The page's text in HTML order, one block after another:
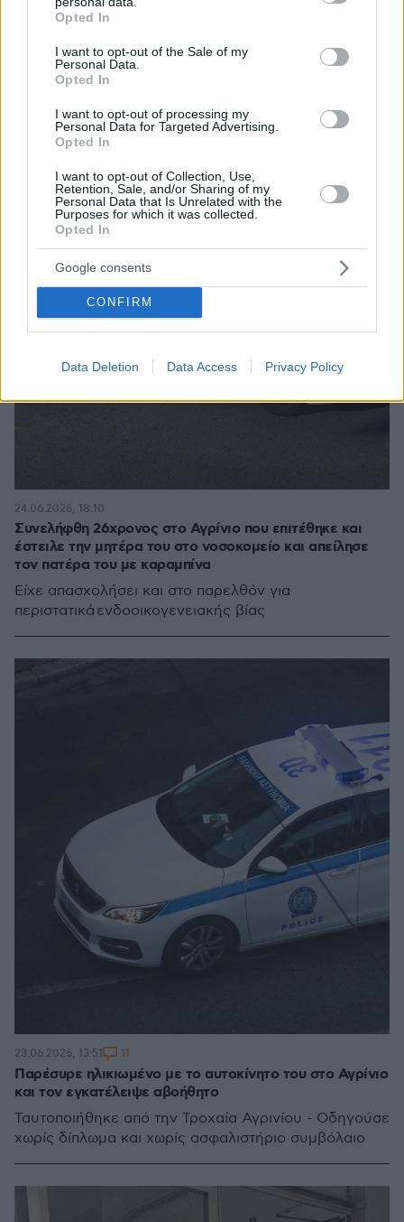
grant or deny consent to Google and its third-party tags to
use your data for below specified purposes in below Google
consent section.
Opted In
I want to opt-out of the Sale of my
Personal Data.
Opted In
I want to opt-out of processing my
Personal Data for Targeted Advertising.
Opted In
I want to opt-out of Collection, Use,
Retention, Sale, and/or Sharing of my
Personal Data that Is Unrelated with the
Purposes for which it was collected.
Opted In
Google consents
CONFIRM
Data Deletion Data Access Privacy Policy
βίντεο
Ο οδηγός αντιλήφθηκε έγκαιρα τη φωτιά και
ακινητοποίησε το όχημα στην άκρη του δρόμου
Συνελήφθη 26χρονος στο Αγρίνιο που επιτέθηκε και
έστειλε την μητέρα του στο νοσοκομείο και απείλησε
τον πατέρα του με καραμπίνα
Είχε απασχολήσει και στο παρελθόν για
περιστατικά ενδοοικογενειακής βίας
24.06.2026, 18:10
Παρέσυρε ηλικιωμένο με το αυτοκίνητο του στο Αγρίνιο
και τον εγκατέλειψε αβοήθητο
Ταυτοποιήθηκε από την Τροχαία Αγρινίου - Οδηγούσε
χωρίς δίπλωμα και χωρίς ασφαλιστήριο συμβόλαιο
23.06.2026, 13:51 11